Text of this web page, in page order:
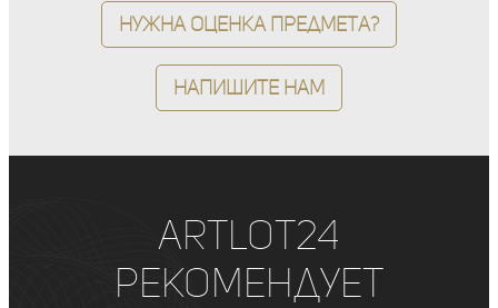
Нужна оценка предмета?
Напишите нам
ArtLot24
рекомендует